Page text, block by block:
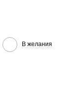
В желания